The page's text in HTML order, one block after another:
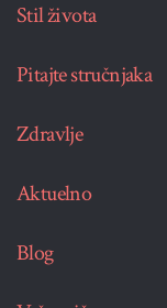
Stil života
Pitajte stručnjaka
Zdravlje
Aktuelno
Blog